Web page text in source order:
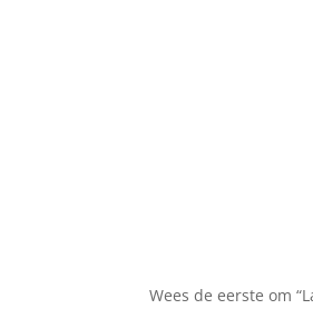
Wees de eerste om